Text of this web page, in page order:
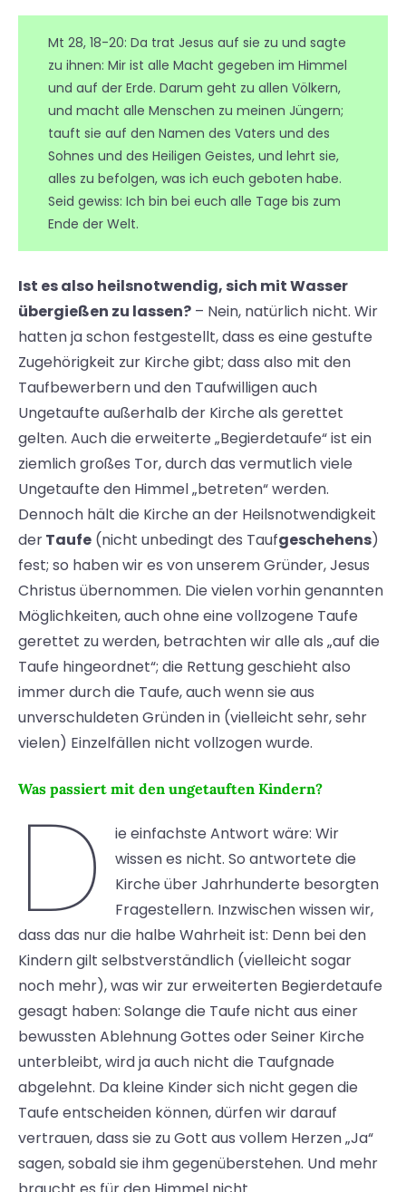
Mt 28, 18-20: Da trat Jesus auf sie zu und sagte
zu ihnen: Mir ist alle Macht gegeben im Himmel
und auf der Erde. Darum geht zu allen Völkern,
und macht alle Menschen zu meinen Jüngern;
tauft sie auf den Namen des Vaters und des
Sohnes und des Heiligen Geistes, und lehrt sie,
alles zu befolgen, was ich euch geboten habe.
Seid gewiss: Ich bin bei euch alle Tage bis zum
Ende der Welt.
Ist es also heilsnotwendig, sich mit Wasser
übergießen zu lassen? – Nein, natürlich nicht. Wir
hatten ja schon festgestellt, dass es eine gestufte
Zugehörigkeit zur Kirche gibt; dass also mit den
Taufbewerbern und den Taufwilligen auch
Ungetaufte außerhalb der Kirche als gerettet
gelten. Auch die erweiterte „Begierdetaufe“ ist ein
ziemlich großes Tor, durch das vermutlich viele
Ungetaufte den Himmel „betreten“ werden.
Dennoch hält die Kirche an der Heilsnotwendigkeit
derTaufe (nicht unbedingt des Taufgeschehens)
fest; so haben wir es von unserem Gründer, Jesus
Christus übernommen. Die vielen vorhin genannten
Möglichkeiten, auch ohne eine vollzogene Taufe
gerettet zu werden, betrachten wir alle als „auf die
Taufe hingeordnet“; die Rettung geschieht also
immer durch die Taufe, auch wenn sie aus
unverschuldeten Gründen in (vielleicht sehr, sehr
vielen) Einzelfällen nicht vollzogen wurde.
Was passiert mit den ungetauften Kindern?
D
ie einfachste Antwort wäre: Wir
wissen es nicht. So antwortete die
Kirche über Jahrhunderte besorgten
Fragestellern. Inzwischen wissen wir,
dass das nur die halbe Wahrheit ist: Denn bei den
Kindern gilt selbstverständlich (vielleicht sogar
noch mehr), was wir zur erweiterten Begierdetaufe
gesagt haben: Solange die Taufe nicht aus einer
bewussten Ablehnung Gottes oder Seiner Kirche
unterbleibt, wird ja auch nicht die Taufgnade
abgelehnt. Da kleine Kinder sich nicht gegen die
Taufe entscheiden können, dürfen wir darauf
vertrauen, dass sie zu Gott aus vollem Herzen „Ja“
sagen, sobald sie ihm gegenüberstehen. Und mehr